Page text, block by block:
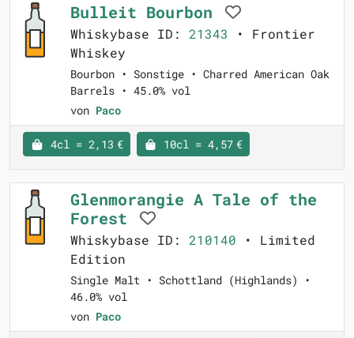
Bulleit Bourbon
Whiskybase ID: 21343 • Frontier
Whiskey
Bourbon • Sonstige • Charred American Oak
Barrels • 45.0% vol
von Paco
4cl = 2,13 € 10cl = 4,57 €
Glenmorangie A Tale of the
Forest
Whiskybase ID: 210140 • Limited
Edition
Single Malt • Schottland (Highlands) •
46.0% vol
von Paco